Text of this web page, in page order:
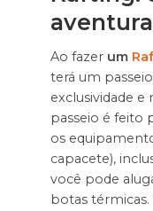
Ao fazer um
terá um
exclusividade e
passeio é feito
os
capacete),
você pode
botas